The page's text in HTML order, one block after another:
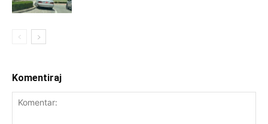
Komentiraj